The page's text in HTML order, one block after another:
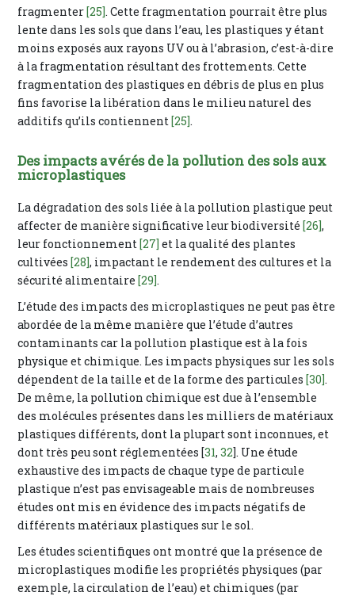
fragmenter[25]. Cette fragmentation pourrait être plus
lente dans les sols que dans l’eau, les plastiques y étant
moins exposés aux rayons UV ou à l’abrasion, c’est-à-dire
à la fragmentation résultant des frottements. Cette
fragmentation des plastiques en débris de plus en plus
fins favorise la libération dans le milieu naturel des
additifs qu’ils contiennent[25].
Des impacts avérés de la pollution des sols aux
microplastiques
La dégradation des sols liée à la pollution plastique peut
affecter de manière significative leur biodiversité[26],
leur fonctionnement[27] et la qualité des plantes
cultivées[28], impactant le rendement des cultures et la
sécurité alimentaire[29].
L’étude des impacts des microplastiques ne peut pas être
abordée de la même manière que l’étude d’autres
contaminants car la pollution plastique est à la fois
physique et chimique. Les impacts physiques sur les sols
dépendent de la taille et de la forme des particules[30].
De même, la pollution chimique est due à l’ensemble
des molécules présentes dans les milliers de matériaux
plastiques différents, dont la plupart sont inconnues, et
dont très peu sont réglementées [31,32]. Une étude
exhaustive des impacts de chaque type de particule
plastique n’est pas envisageable mais de nombreuses
études ont mis en évidence des impacts négatifs de
différents matériaux plastiques sur le sol.
Les études scientifiques ont montré que la présence de
microplastiques modifie les propriétés physiques (par
exemple, la circulation de l’eau) et chimiques (par